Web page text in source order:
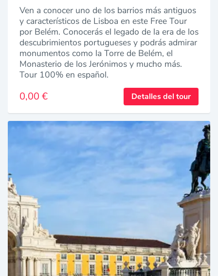
Ven a conocer uno de los barrios más antiguos
y característicos de Lisboa en este Free Tour
por Belém. Conocerás el legado de la era de los
descubrimientos portugueses y podrás admirar
monumentos como la Torre de Belém, el
Monasterio de los Jerónimos y mucho más.
Tour 100% en español.
0,00 € Detalles del tour